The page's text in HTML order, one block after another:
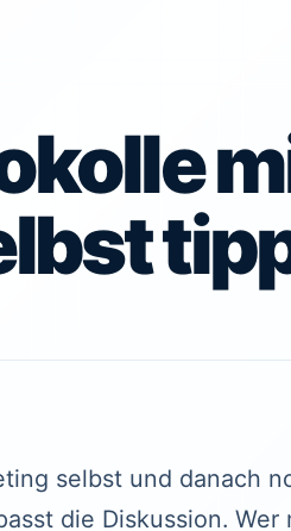
selbst und danach
die Diskussion. Wer